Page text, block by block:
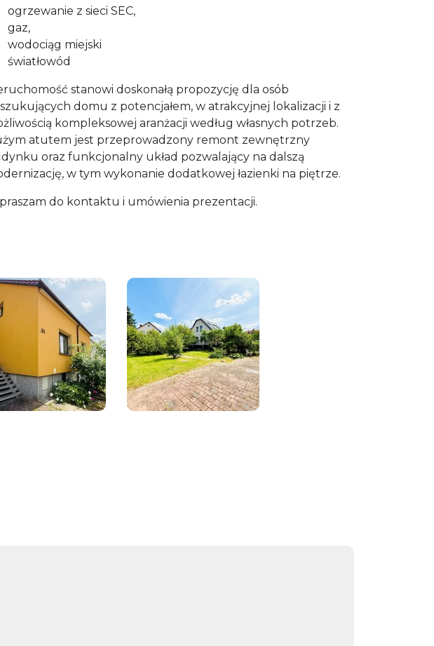
ogrzewanie z sieci SEC,
gaz,
wodociąg miejski
światłowód
stanowi doskonałą propozycję dla osób
domu z potencjałem, w atrakcyjnej lokalizacji i z
kompleksowej aranżacji według własnych potrzeb.
atutem jest przeprowadzony remont zewnętrzny
oraz funkcjonalny układ pozwalający na dalszą
w tym wykonanie dodatkowej łazienki na piętrze.
do kontaktu i umówienia prezentacji.